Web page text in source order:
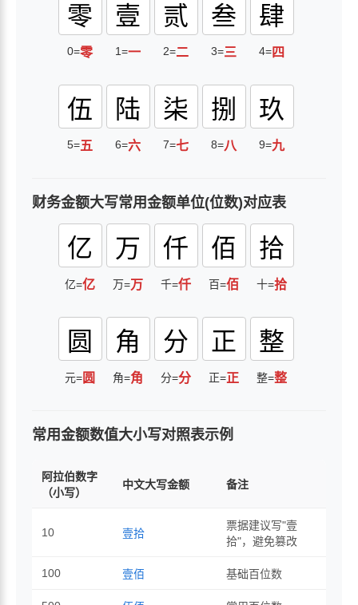
零
0=零
壹
1=一
贰
2=二
叁
3=三
肆
4=四
伍
5=五
陆
6=六
柒
7=七
捌
8=八
玖
9=九
财务金额大写常用金额单位(位数)对应表
亿
亿=亿
万
万=万
仟
千=仟
佰
百=佰
拾
十=拾
圆
元=圆
角
角=角
分
分=分
正
正=正
整
整=整
常用金额数值大小写对照表示例
阿拉伯数字
（小写）
中文大写金额 备注
10 壹拾
票据建议写"壹
拾"，避免篡改
100 壹佰 基础百位数